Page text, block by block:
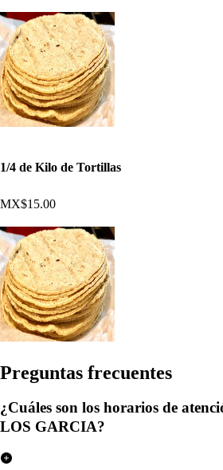
1/4 de Kilo de Tortillas
MX$15.00
Preguntas frecuentes
¿Cuáles son los horarios de
LOS GARCIA?